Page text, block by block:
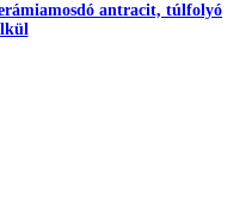
antracit, túlfolyó